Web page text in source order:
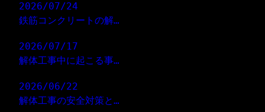
2026/07/24
鉄筋コンクリートの解…
2026/07/17
解体工事中に起こる事…
2026/06/22
解体工事の安全対策と…